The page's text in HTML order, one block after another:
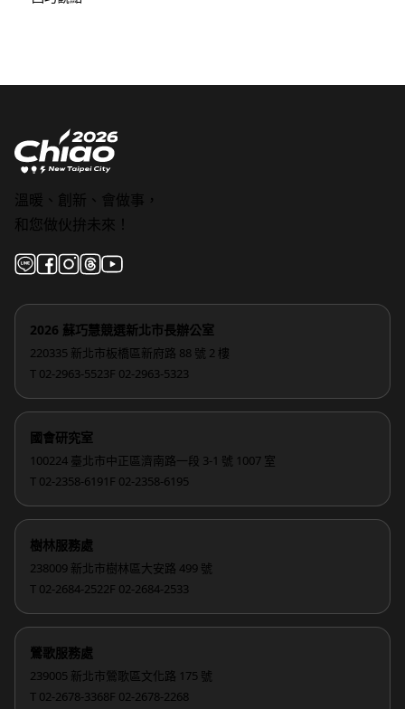
溫暖、創新、會做事，
和您做伙拚未來！
2026 蘇巧慧競選新北市長辦公室
220335 新北市板橋區新府路 88 號 2 樓
T 02-2963-5523F 02-2963-5323
國會研究室
100224 臺北市中正區濟南路一段 3-1 號 1007 室
T 02-2358-6191 F 02-2358-6195
樹林服務處
238009 新北市樹林區大安路 499 號
T 02-2684-2522F 02-2684-2533
鶯歌服務處
239005 新北市鶯歌區文化路 175 號
T 02-2678-3368F 02-2678-2268